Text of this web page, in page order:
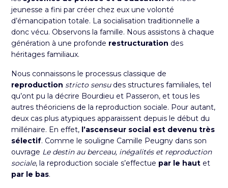
jeunesse a fini par créer chez eux une volonté
d’émancipation totale. La socialisation traditionnelle a
donc vécu. Observons la famille. Nous assistons à chaque
génération à une profonde restructuration des
héritages familiaux.
Nous connaissons le processus classique de
reproduction stricto sensudes structures familiales, tel
qu’ont pu la décrire Bourdieu et Passeron, et tous les
autres théoriciens de la reproduction sociale. Pour autant,
deux cas plus atypiques apparaissent depuis le début du
millénaire. En effet, l’ascenseur social est devenu très
sélectif. Comme le souligne Camille Peugny dans son
ouvrage Le destin au berceau, inégalités et reproduction
sociale, la reproduction sociale s’effectue par le haut et
par le bas.